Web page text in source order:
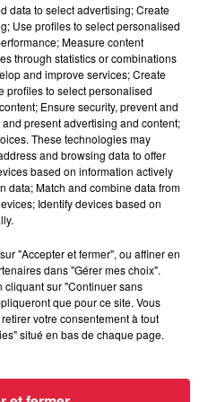
l’eau brune sort des
data to select advertising; Create
Use profiles to select personalised
Measure content
through statistics or combinations
and improve services; Create
profiles to select personalised
Ensure security, prevent and
present advertising and content;
These technologies may
and browsing data to offer
based on information actively
data; Match and combine data from
Identify devices based on
"Accepter et fermer", ou affiner en
dans "Gérer mes choix".
cliquant sur "Continuer sans
que pour ce site. Vous
votre consentement à tout
situé en bas de chaque page.